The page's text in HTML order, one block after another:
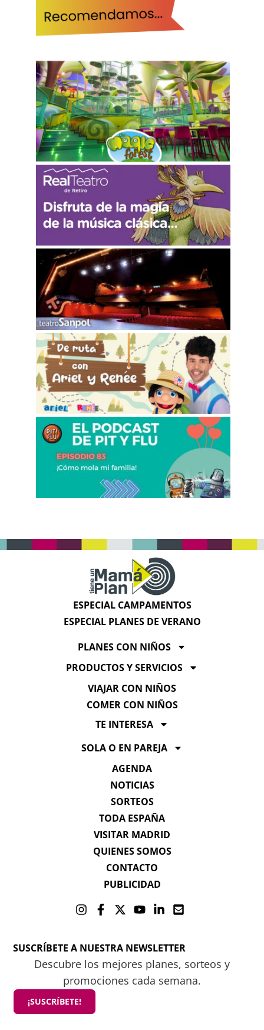
ESPECIAL CAMPAMENTOS
ESPECIAL PLANES DE VERANO
PLANES CON NIÑOS
PRODUCTOS Y SERVICIOS
VIAJAR CON NIÑOS
COMER CON NIÑOS
TE INTERESA
SOLA O EN PAREJA
AGENDA
NOTICIAS
SORTEOS
TODA ESPAÑA
VISITAR MADRID
QUIENES SOMOS
CONTACTO
PUBLICIDAD
SUSCRÍBETE A NUESTRA NEWSLETTER
Descubre los mejores planes, sorteos y
promociones cada semana.
¡SUSCRÍBETE!